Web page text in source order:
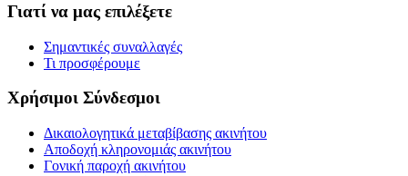
Γιατί να μας επιλέξετε
Σημαντικές συναλλαγές
Τι προσφέρουμε
Χρήσιμοι Σύνδεσμοι
Δικαιολογητικά μεταβίβασης ακινήτου
Αποδοχή κληρονομιάς ακινήτου
Γονική παροχή ακινήτου